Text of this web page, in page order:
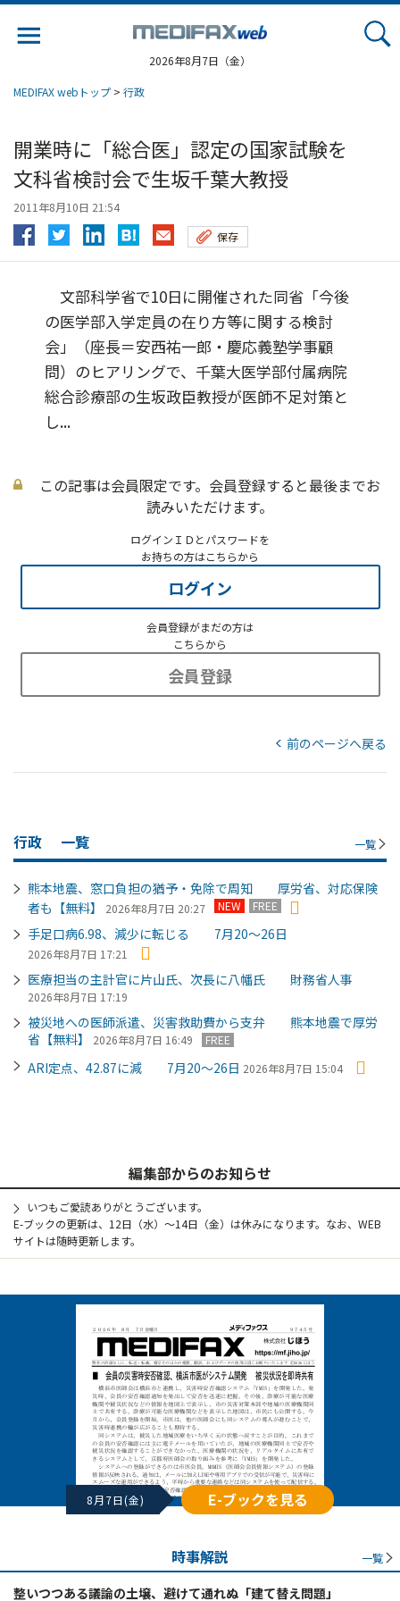
2026年8月7日（金）
MEDIFAX webトップ > 行政
開業時に「総合医」認定の国家試験を
文科省検討会で生坂千葉大教授
2011年8月10日 21:54
保存
文部科学省で10日に開催された同省「今後
の医学部入学定員の在り方等に関する検討
会」（座長＝安西祐一郎・慶応義塾学事顧
問）のヒアリングで、千葉大医学部付属病院
総合診療部の生坂政臣教授が医師不足対策と
し...
この記事は会員限定です。会員登録すると最後までお
読みいただけます。
ログインＩＤとパスワードを
お持ちの方はこちらから
ログイン
会員登録がまだの方は
こちらから
会員登録
前のページへ戻る
行政 一覧 一覧
熊本地震、窓口負担の猶予・免除で周知 厚労省、対応保険
者も【無料】
2026年8月7日 20:27 NEW FREE
手足口病6.98、減少に転じる 7月20～26日
2026年8月7日 17:21
医療担当の主計官に片山氏、次長に八幡氏 財務省人事
2026年8月7日 17:19
被災地への医師派遣、災害救助費から支弁 熊本地震で厚労
省【無料】
2026年8月7日 16:49 FREE
ARI定点、42.87に減 7月20～26日 2026年8月7日 15:04
編集部からのお知らせ
いつもご愛読ありがとうございます。
E-ブックの更新は、12日（水）～14日（金）は休みになります。なお、WEB
サイトは随時更新します。
8月7日(金) E-ブックを見る
時事解説 一覧
整いつつある議論の土壌、避けて通れぬ「建て替え問題」